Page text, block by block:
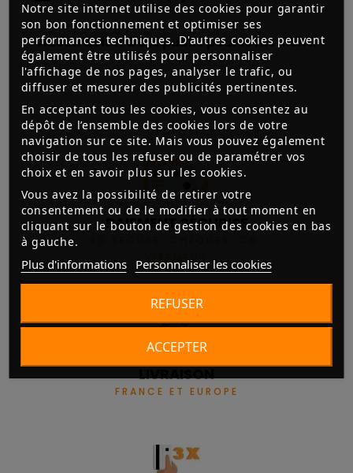
Notre site internet utilise des cookies pour garantir
son bon fonctionnement et optimiser ses
performances techniques. D'autres cookies peuvent
également être utilisés pour personnaliser
l'affichage de nos pages, analyser le trafic, ou
diffuser et mesurer des publicités pertinentes.
En acceptant tous les cookies, vous consentez au
dépôt de l’ensemble des cookies lors de votre
navigation sur ce site. Mais vous pouvez également
choisir de tous les refuser ou de paramétrer vos
choix et en savoir plus sur les cookies.
Vous avez la possibilité de retirer votre
consentement ou de le modifier à tout moment en
cliquant sur le bouton de gestion des cookies en bas
à gauche.
Plus d'informations Personnaliser les cookies
REFUSER
ACCEPTER
Aucun avis n'a été publié pour le moment.
PAIEMENT SÉCURISÉ
VIREMENT
LIVRAISON
FRANCE ET EUROPE